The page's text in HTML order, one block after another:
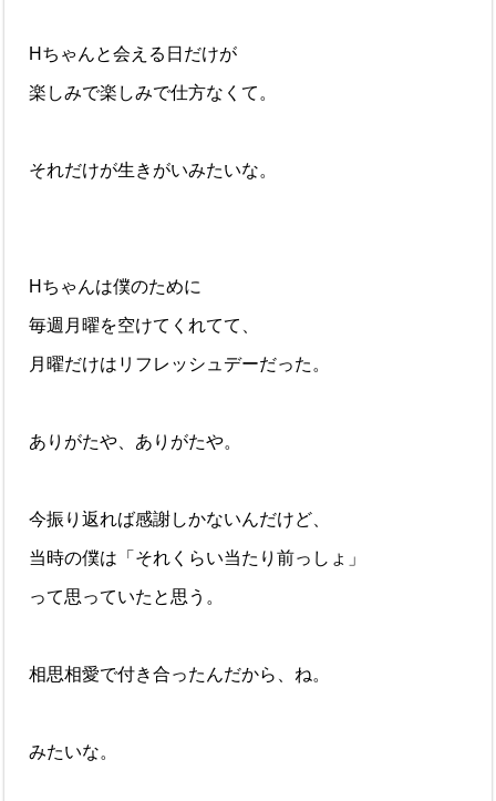
Hちゃんと会える日だけが
楽しみで楽しみで仕方なくて。
それだけが生きがいみたいな。
Hちゃんは僕のために
毎週月曜を空けてくれてて、
月曜だけはリフレッシュデーだった。
ありがたや、ありがたや。
今振り返れば感謝しかないんだけど、
当時の僕は「それくらい当たり前っしょ」
って思っていたと思う。
相思相愛で付き合ったんだから、ね。
みたいな。